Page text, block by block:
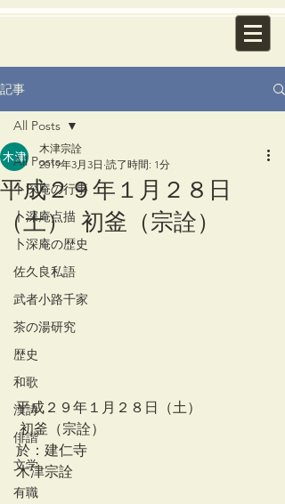
記事
All Posts
卜深庵の行事
卜深庵点描
卜深庵の歴史
佐久良私語
武者小路千家
茶の湯研究
歴史
和歌
漢詩
俳諧
文学
有職
All Posts
平成２９年１月２８日
（土） 初釜（宗詮）
木津宗詮
2019年3月3日 読了時間: 1分
平成２９年１月２８日（土）
初釜（宗詮）
於：建仁寺
木津宗詮